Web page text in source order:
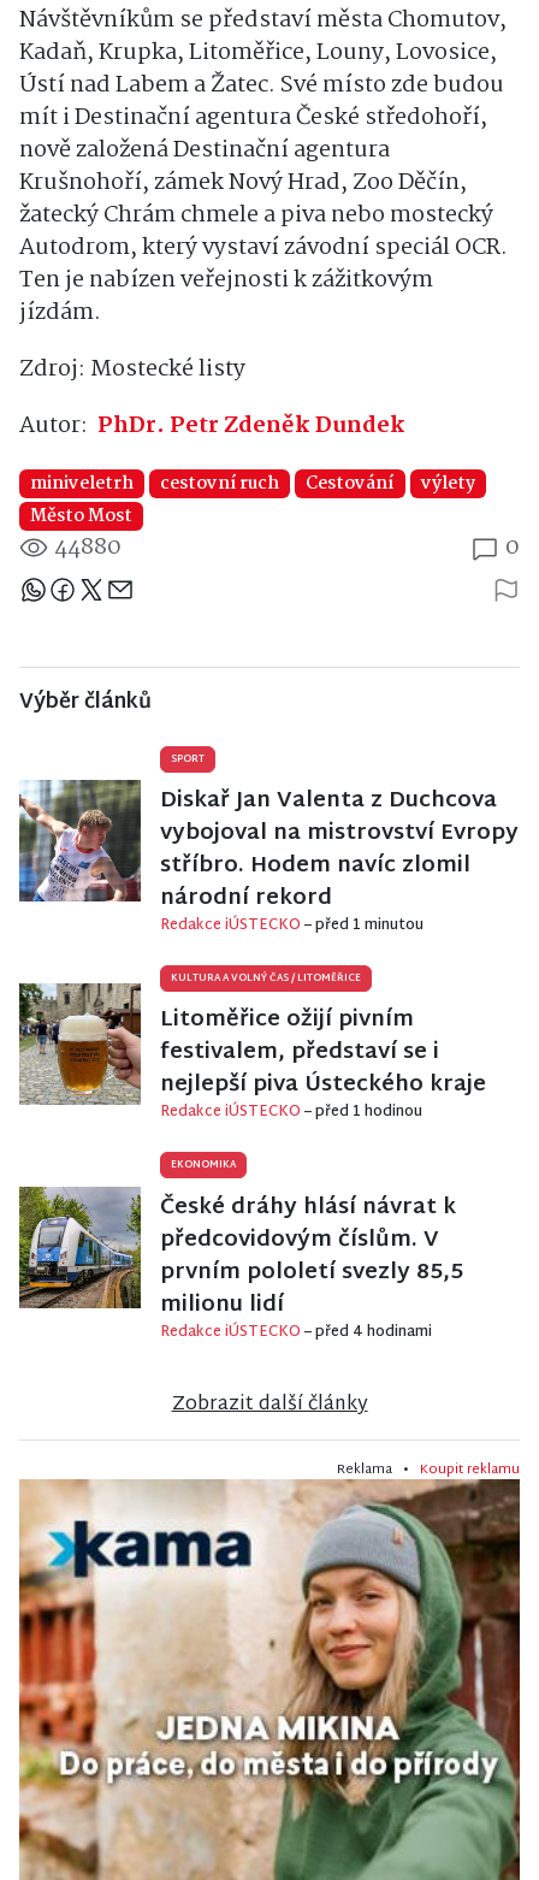
Návštěvníkům se představí města Chomutov,
Kadaň, Krupka, Litoměřice, Louny, Lovosice,
Ústí nad Labem a Žatec. Své místo zde budou
mít i Destinační agentura České středohoří,
nově založená Destinační agentura
Krušnohoří, zámek Nový Hrad, Zoo Děčín,
žatecký Chrám chmele a piva nebo mostecký
Autodrom, který vystaví závodní speciál OCR.
Ten je nabízen veřejnosti k zážitkovým
jízdám.
Zdroj: Mostecké listy
Autor: PhDr. Petr Zdeněk Dundek
miniveletrh cestovní ruch Cestování
výlety
Město Most
44880 0
Sdílejte článek
Výběr článků
SPORT
Diskař Jan Valenta z Duchcova
vybojoval na mistrovství Evropy
stříbro. Hodem navíc zlomil
národní rekord
Redakce iÚSTECKO– před 1 minutou
KULTURA A VOLNÝ ČAS/LITOMĚŘICE
Litoměřice ožijí pivním
festivalem, představí se i
nejlepší piva Ústeckého kraje
Redakce iÚSTECKO– před 1 hodinou
EKONOMIKA
České dráhy hlásí návrat k
předcovidovým číslům. V
prvním pololetí svezly 85,5
milionu lidí
Redakce iÚSTECKO– před 4 hodinami
Zobrazit další články
Reklama • Koupit reklamu